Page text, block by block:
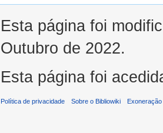
Esta página foi
Outubro de 2022.
Esta página foi
Política de privacidade Sobre o Bibliowiki